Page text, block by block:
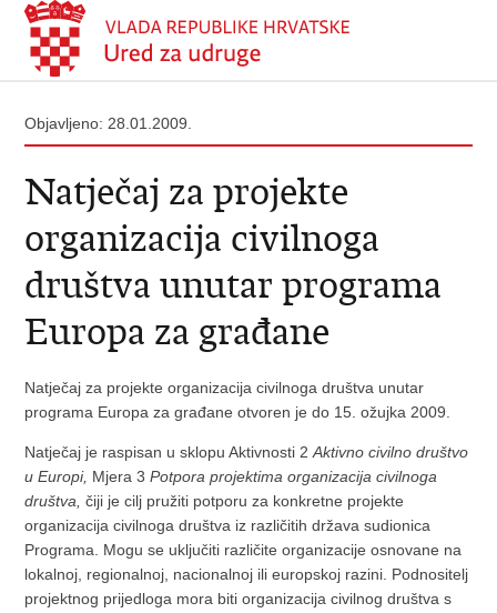
Objavljeno: 28.01.2009.
Natječaj za projekte
organizacija civilnoga
društva unutar programa
Europa za građane
Natječaj za projekte organizacija civilnoga društva unutar
programa Europa za građane otvoren je do 15. ožujka 2009.
Natječaj je raspisan u sklopu Aktivnosti 2Aktivno civilno društvo
u Europi, Mjera 3Potpora projektima organizacija civilnoga
društva ,čiji je cilj pružiti potporu za konkretne projekte
organizacija civilnoga društva iz različitih država sudionica
Programa. Mogu se uključiti različite organizacije osnovane na
lokalnoj, regionalnoj, nacionalnoj ili europskoj razini. Podnositelj
projektnog prijedloga mora biti organizacija civilnog društva s